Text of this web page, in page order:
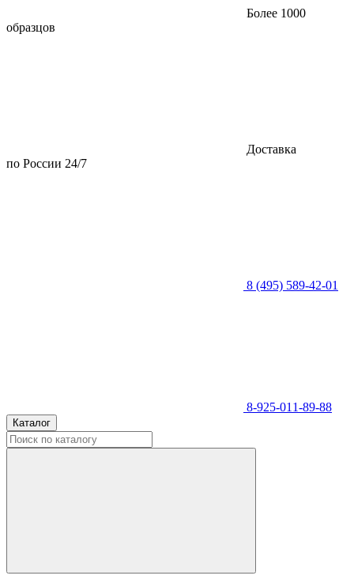
Более 1000
образцов
Доставка
по России 24/7
8 (495) 589-42-01
8-925-011-89-88
Каталог